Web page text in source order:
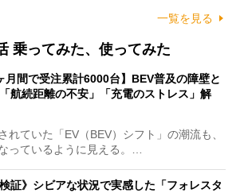
一覧を見る
乗ってみた、使ってみた
月間で受注累計6000台】BEV普及の障壁と
航続距離の不安」「充電のストレス」解
ていた「EV（BEV）シフト」の潮流も、
っているように見える。…
証》シビアな状況で実感した「フォレスタ